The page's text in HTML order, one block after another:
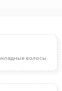
волосы.